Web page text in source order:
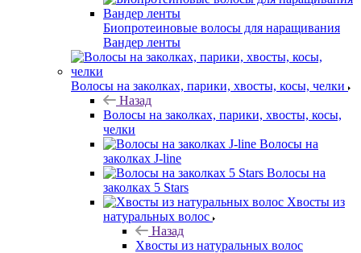
Биопротеиновые волосы для наращивания
Вандер ленты
Волосы на заколках, парики, хвосты, косы, челки
Назад
Волосы на заколках, парики, хвосты, косы,
челки
Волосы на
заколках J-line
Волосы на
заколках 5 Stars
Хвосты из
натуральных волос
Назад
Хвосты из натуральных волос